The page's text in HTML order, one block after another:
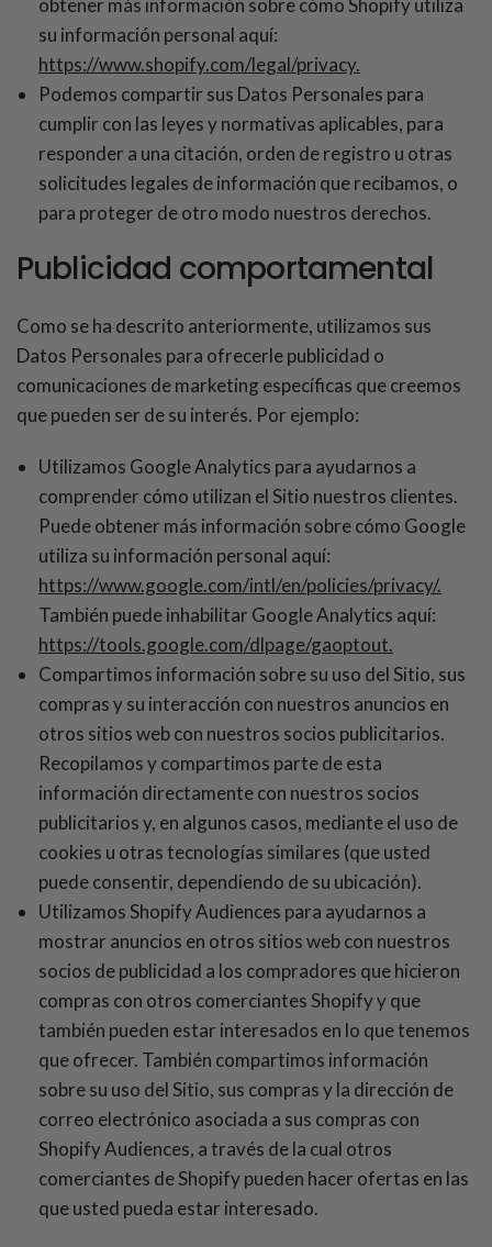
obtener más información sobre cómo Shopify utiliza
su información personal aquí:
https://www.shopify.com/legal/privacy.
Podemos compartir sus Datos Personales para
cumplir con las leyes y normativas aplicables, para
responder a una citación, orden de registro u otras
solicitudes legales de información que recibamos, o
para proteger de otro modo nuestros derechos.
Publicidad comportamental
Como se ha descrito anteriormente, utilizamos sus
Datos Personales para ofrecerle publicidad o
comunicaciones de marketing específicas que creemos
que pueden ser de su interés. Por ejemplo:
Utilizamos Google Analytics para ayudarnos a
comprender cómo utilizan el Sitio nuestros clientes.
Puede obtener más información sobre cómo Google
utiliza su información personal aquí:
https://www.google.com/intl/en/policies/privacy/.
También puede inhabilitar Google Analytics aquí:
https://tools.google.com/dlpage/gaoptout.
Compartimos información sobre su uso del Sitio, sus
compras y su interacción con nuestros anuncios en
otros sitios web con nuestros socios publicitarios.
Recopilamos y compartimos parte de esta
información directamente con nuestros socios
publicitarios y, en algunos casos, mediante el uso de
cookies u otras tecnologías similares (que usted
puede consentir, dependiendo de su ubicación).
Utilizamos Shopify Audiences para ayudarnos a
mostrar anuncios en otros sitios web con nuestros
socios de publicidad a los compradores que hicieron
compras con otros comerciantes Shopify y que
también pueden estar interesados en lo que tenemos
que ofrecer. También compartimos información
sobre su uso del Sitio, sus compras y la dirección de
correo electrónico asociada a sus compras con
Shopify Audiences, a través de la cual otros
comerciantes de Shopify pueden hacer ofertas en las
que usted pueda estar interesado.